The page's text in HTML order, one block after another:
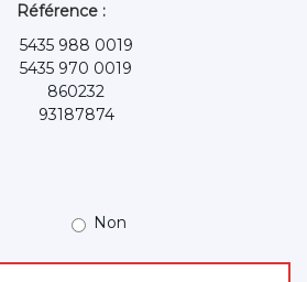
Référence :
5435 988 0019
5435 970 0019
860232
93187874
Non